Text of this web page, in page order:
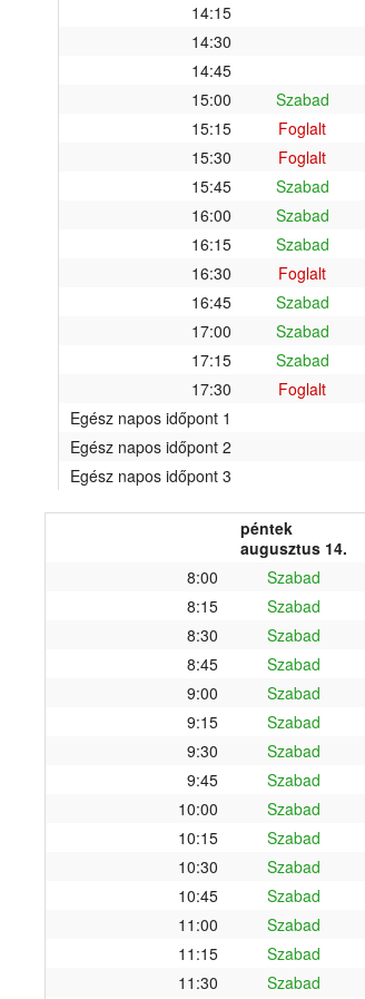
14:15
14:30
14:45
15:00
Szabad
15:15
Foglalt
15:30
Foglalt
15:45
Szabad
16:00
Szabad
16:15
Szabad
16:30
Foglalt
16:45
Szabad
17:00
Szabad
17:15
Szabad
17:30
Foglalt
Egész napos időpont 1
Egész napos időpont 2
Egész napos időpont 3
péntek
augusztus 14.
8:00
Szabad
8:15
Szabad
8:30
Szabad
8:45
Szabad
9:00
Szabad
9:15
Szabad
9:30
Szabad
9:45
Szabad
10:00
Szabad
10:15
Szabad
10:30
Szabad
10:45
Szabad
11:00
Szabad
11:15
Szabad
11:30
Szabad